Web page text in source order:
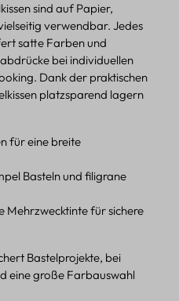
sind auf Papier,
verwendbar. Jedes
satte Farben und
bei individuellen
Dank der praktischen
platzsparend lagern
für eine breite
Basteln und filigrane
Mehrzwecktinte für sichere
Bastelprojekte, bei
eine große Farbauswahl